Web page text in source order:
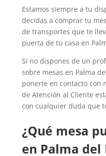
Estamos siempre a tu
decidas a comprar tu
de transportes que te
puerta de tu casa en
Si no dispones de un
sobre mesas en Palma
ponerte en contacto con
de Atención al Cliente
con cualquier duda que
¿Qué mesa
en Palma del